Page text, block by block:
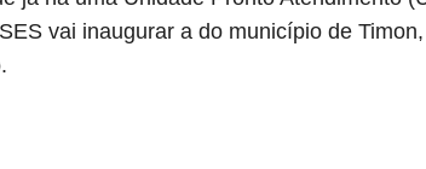
vai inaugurar a do município de